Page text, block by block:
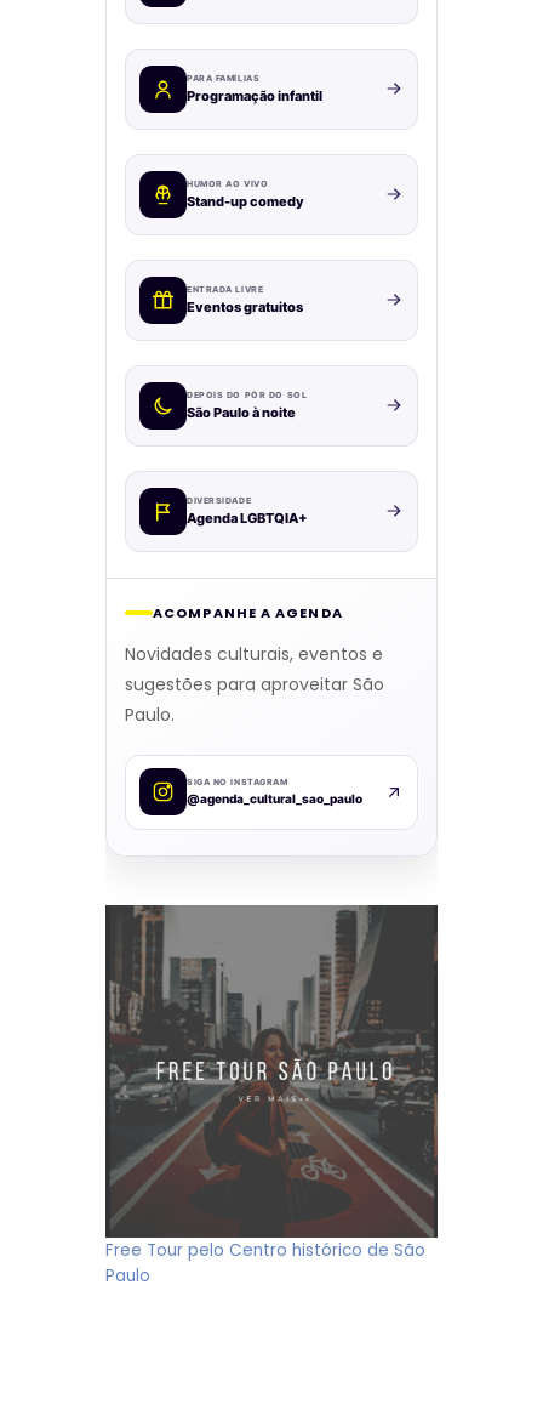
PARA FAMÍLIAS
Programação infantil
HUMOR AO VIVO
Stand-up comedy
ENTRADA LIVRE
Eventos gratuitos
DEPOIS DO PÔR DO SOL
São Paulo à noite
DIVERSIDADE
Agenda LGBTQIA+
ACOMPANHE A AGENDA
Novidades culturais, eventos e
sugestões para aproveitar São
Paulo.
SIGA NO INSTAGRAM
@agenda_cultural_sao_paulo
Free Tour pelo Centro histórico de São
Paulo